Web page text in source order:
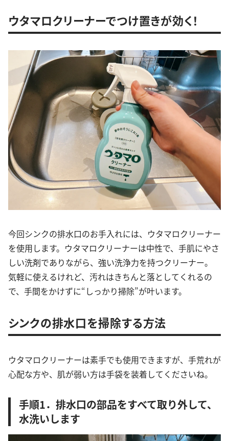
ウタマロクリーナーでつけ置きが効く！
今回シンクの排水口のお手入れには、ウタマロクリーナー
を使用します。ウタマロクリーナーは中性で、手肌にやさ
しい洗剤でありながら、強い洗浄力を持つクリーナー。
気軽に使えるけれど、汚れはきちんと落としてくれるの
で、手間をかけずに“しっかり掃除”が叶います。
シンクの排水口を掃除する方法
ウタマロクリーナーは素手でも使用できますが、手荒れが
心配な方や、肌が弱い方は手袋を装着してくださいね。
手順1．排水口の部品をすべて取り外して、
水洗いします